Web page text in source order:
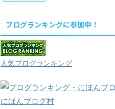
ブログランキングに参加中！
人気ブログランキング
にほんブログ村